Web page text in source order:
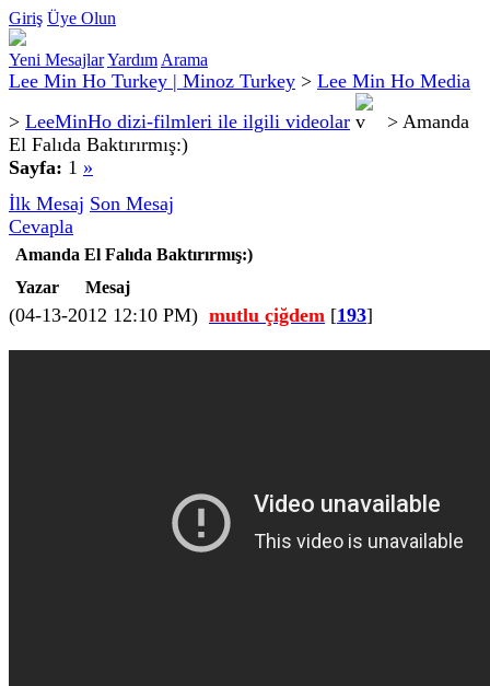
Giriş Üye Olun
Yeni MesajlarYardım Arama
Lee Min Ho Turkey | Minoz Turkey > Lee Min Ho Media
> LeeMinHo dizi-filmleri ile ilgili videolar > Amanda
El Falıda Baktırırmış:)
Sayfa: 1 »
İlk Mesaj Son Mesaj
Cevapla
Amanda El Falıda Baktırırmış:)
Yazar
Mesaj
(04-13-2012 12:10 PM) mutlu çiğdem [193]